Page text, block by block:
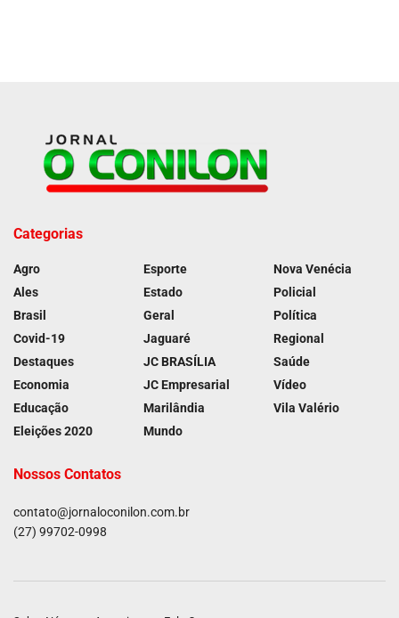
Categorias
Agro
Ales
Brasil
Covid-19
Destaques
Economia
Educação
Eleições 2020
Esporte
Estado
Geral
Jaguaré
JC BRASÍLIA
JC Empresarial
Marilândia
Mundo
Nova Venécia
Policial
Política
Regional
Saúde
Vídeo
Vila Valério
Nossos Contatos
contato@jornaloconilon.com.br
(27) 99702-0998